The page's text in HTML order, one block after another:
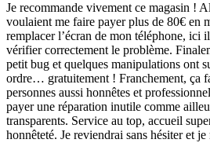
Je recommande vivement ce magasin !
voulaient me faire payer plus de 80€ en
remplacer l’écran de mon téléphone, ici
vérifier correctement le problème.
petit bug et quelques manipulations ont
ordre… gratuitement ! Franchement, ça
personnes aussi honnêtes et
payer une réparation inutile comme
transparents. Service au top, accueil
honnêteté. Je reviendrai sans hésiter et